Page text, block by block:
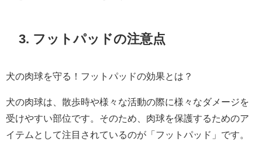
3. フットパッドの注意点
犬の肉球を守る！フットパッドの効果とは？
犬の肉球は、散歩時や様々な活動の際に様々なダメージを
受けやすい部位です。そのため、肉球を保護するためのア
イテムとして注目されているのが「フットパッド」です。